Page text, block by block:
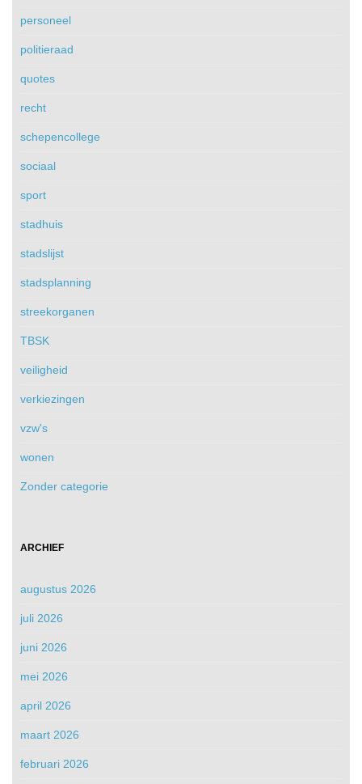
personeel
politieraad
quotes
recht
schepencollege
sociaal
sport
stadhuis
stadslijst
stadsplanning
streekorganen
TBSK
veiligheid
verkiezingen
vzw's
wonen
Zonder categorie
ARCHIEF
augustus 2026
juli 2026
juni 2026
mei 2026
april 2026
maart 2026
februari 2026